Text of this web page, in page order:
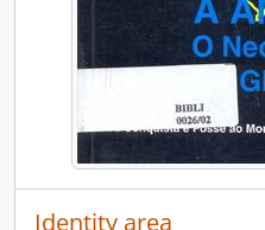
Identity area